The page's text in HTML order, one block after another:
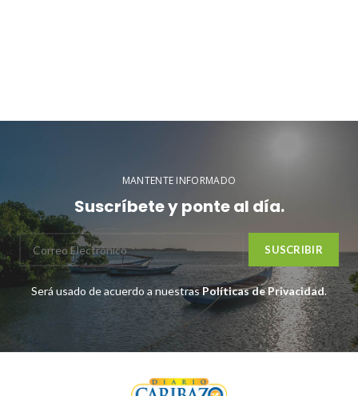
MANTENTE INFORMADO
Suscríbete y ponte al día.
Será usado de acuerdo a nuestrasPolíticas de Privacidad.